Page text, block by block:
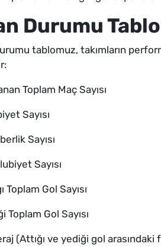
Durumu
tablomuz, takımların
Toplam Maç Sayısı
Sayısı
Sayısı
Sayısı
Toplam Gol Sayısı
Toplam Gol Sayısı
(Attığı ve yediği gol arasındaki